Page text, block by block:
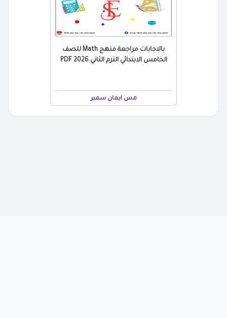
بالاجابات مراجعة منهج Math للصف
الخامس الابتدائي الترم الثاني 2026 PDF
مس ايمان سمير